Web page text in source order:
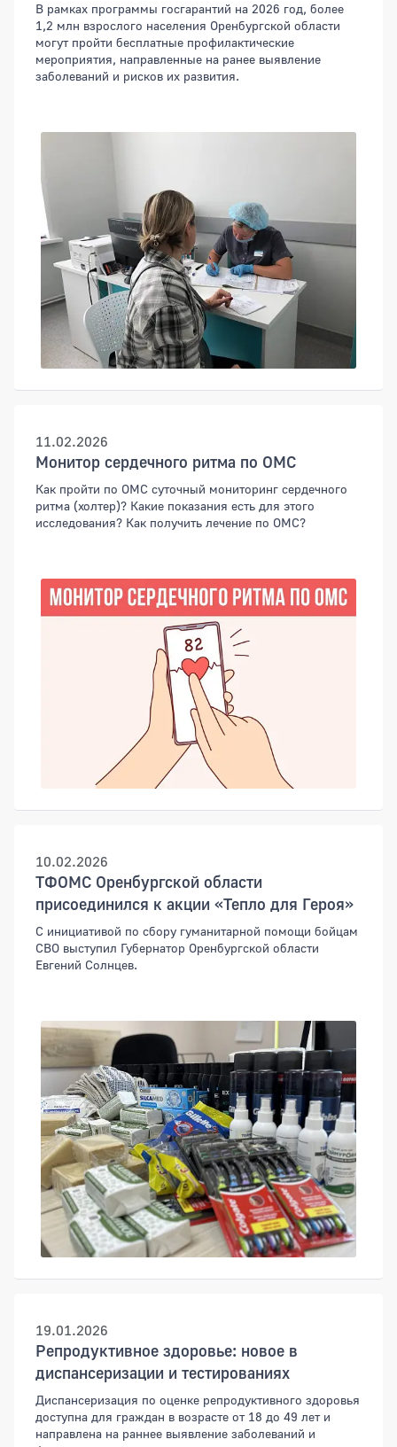
В рамках программы госгарантий на 2026 год, более
1,2 млн взрослого населения Оренбургской области
могут пройти бесплатные профилактические
мероприятия, направленные на ранее выявление
заболеваний и рисков их развития.
11.02.2026
Монитор сердечного ритма по ОМС
Как пройти по ОМС суточный мониторинг сердечного
ритма (холтер)? Какие показания есть для этого
исследования? Как получить лечение по ОМС?
10.02.2026
ТФОМС Оренбургской области
присоединился к акции «Тепло для Героя»
С инициативой по сбору гуманитарной помощи бойцам
СВО выступил Губернатор Оренбургской области
Евгений Солнцев.
19.01.2026
Репродуктивное здоровье: новое в
диспансеризации и тестированиях
Диспансеризация по оценке репродуктивного здоровья
доступна для граждан в возрасте от 18 до 49 лет и
направлена на раннее выявление заболеваний и